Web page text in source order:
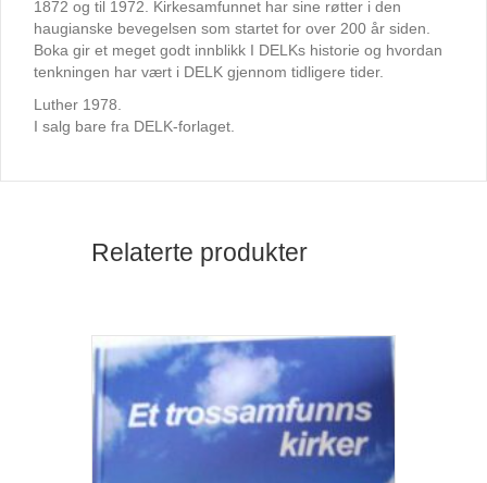
1872 og til 1972. Kirkesamfunnet har sine røtter i den
haugianske bevegelsen som startet for over 200 år siden.
Boka gir et meget godt innblikk I DELKs historie og hvordan
tenkningen har vært i DELK gjennom tidligere tider.
Luther 1978.
I salg bare fra DELK-forlaget.
Relaterte produkter